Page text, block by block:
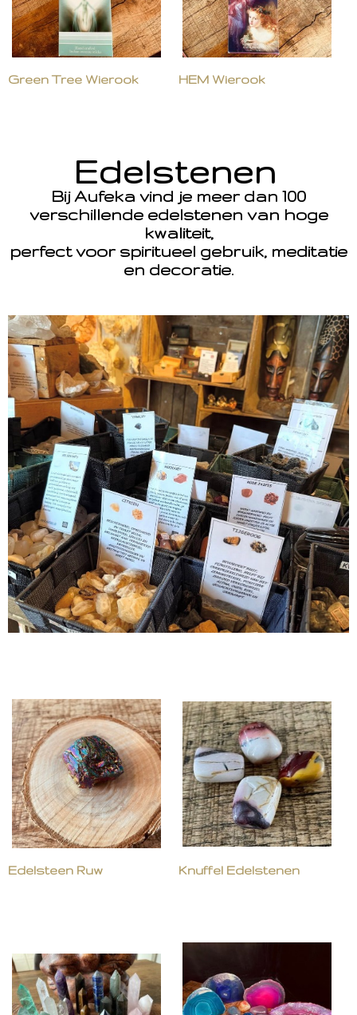
Green Tree Wierook HEM Wierook
Edelstenen
Bij Aufeka vind je meer dan 100
verschillende edelstenen van hoge
kwaliteit,
perfect voor spiritueel gebruik, meditatie
en decoratie.
Edelsteen Ruw Knuffel Edelstenen